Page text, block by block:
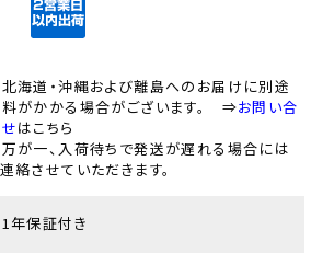
海道・沖縄および離島へのお届けに別途
がかかる場合がございます。 ⇒お問い合
はこちら
が一、入荷待ちで発送が遅れる場合には
絡させていただきます。
年保証付き